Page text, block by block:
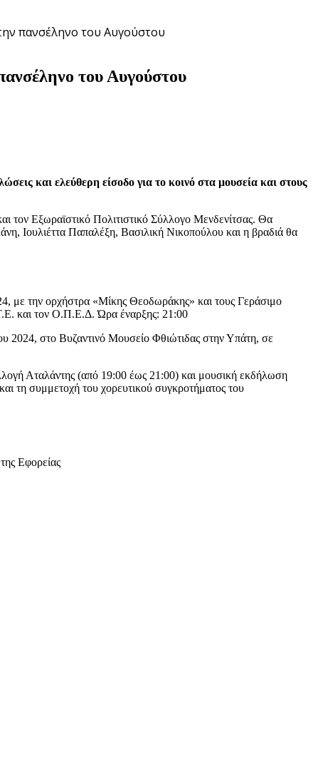
πανσέληνο του Αυγούστου
του Αυγούστου
και ελεύθερη είσοδο για το κοινό στα μουσεία και στους
Εξωραϊστικό Πολιτιστικό Σύλλογο Μενδενίτσας. Θα
Ιουλιέττα Παπαλέξη, Βασιλική Νικοπούλου και η βραδιά θα
με την ορχήστρα «Μίκης Θεοδωράκης» και τους Γεράσιμο
και τον Ο.Π.Ε.Δ. Ώρα έναρξης: 21:00
2024, στο Βυζαντινό Μουσείο Φθιώτιδας στην Υπάτη, σε
Αταλάντης (από 19:00 έως 21:00) και μουσική εκδήλωση
συμμετοχή του χορευτικού συγκροτήματος του
Εφορείας